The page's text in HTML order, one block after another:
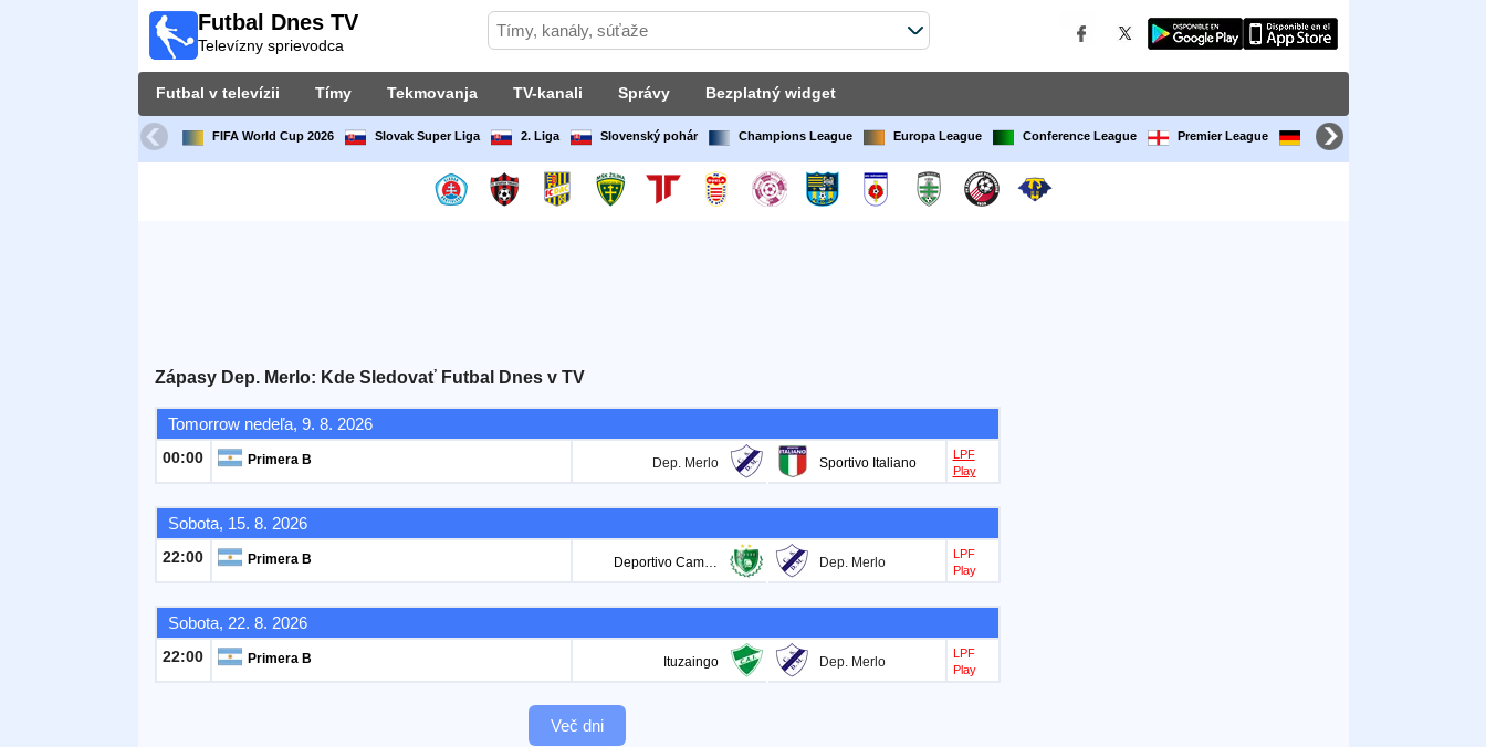
Futbal Dnes TV
Televízny sprievodca
Futbal v televízii Tímy Tekmovanja TV-kanali Správy Bezplatný widget
FIFA World Cup 2026 Slovak Super Liga 2. Liga Slovenský pohár Champions League Europa League Conference League Premier League Bundesliga
Zápasy Dep. Merlo: Kde Sledovať Futbal Dnes v TV
Tomorrow nedeľa, 9. 8. 2026
00:00 Primera B Dep. Merlo Sportivo Italiano
LPF
Play
Sobota, 15. 8. 2026
22:00 Primera B Deportivo Camioneros Dep. Merlo
LPF
Play
Sobota, 22. 8. 2026
22:00 Primera B Ituzaingo Dep. Merlo
LPF
Play
Več dni